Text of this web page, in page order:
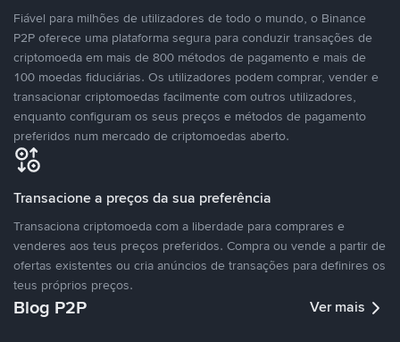
Fiável para milhões de utilizadores de todo o mundo, o Binance
P2P oferece uma plataforma segura para conduzir transações de
criptomoeda em mais de 800 métodos de pagamento e mais de
100 moedas fiduciárias. Os utilizadores podem comprar, vender e
transacionar criptomoedas facilmente com outros utilizadores,
enquanto configuram os seus preços e métodos de pagamento
preferidos num mercado de criptomoedas aberto.
Transacione a preços da sua preferência
Transaciona criptomoeda com a liberdade para comprares e
venderes aos teus preços preferidos. Compra ou vende a partir de
ofertas existentes ou cria anúncios de transações para definires os
teus próprios preços.
Blog P2P Ver mais